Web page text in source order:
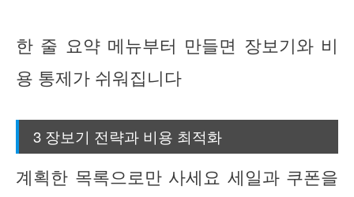
한 줄 요약 메뉴부터 만들면 장보기와 비
용 통제가 쉬워집니다
3 장보기 전략과 비용 최적화
계획한 목록으로만 사세요 세일과 쿠폰을